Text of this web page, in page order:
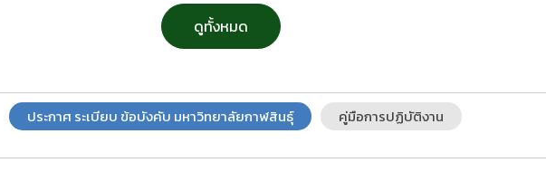
ดูทั้งหมด
ประกาศ ระเบียบ ข้อบังคับ มหาวิทยาลัยกาฬสินธุ์ คู่มือการปฏิบัติงาน